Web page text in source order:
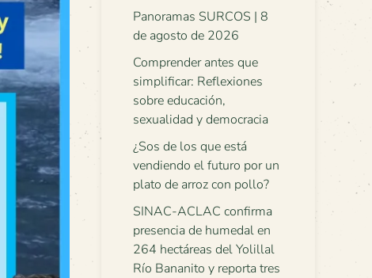
Panoramas SURCOS | 8
de agosto de 2026
Comprender antes que
simplificar: Reflexiones
sobre educación,
sexualidad y democracia
¿Sos de los que está
vendiendo el futuro por un
plato de arroz con pollo?
SINAC-ACLAC confirma
presencia de humedal en
264 hectáreas del Yolillal
Río Bananito y reporta tres